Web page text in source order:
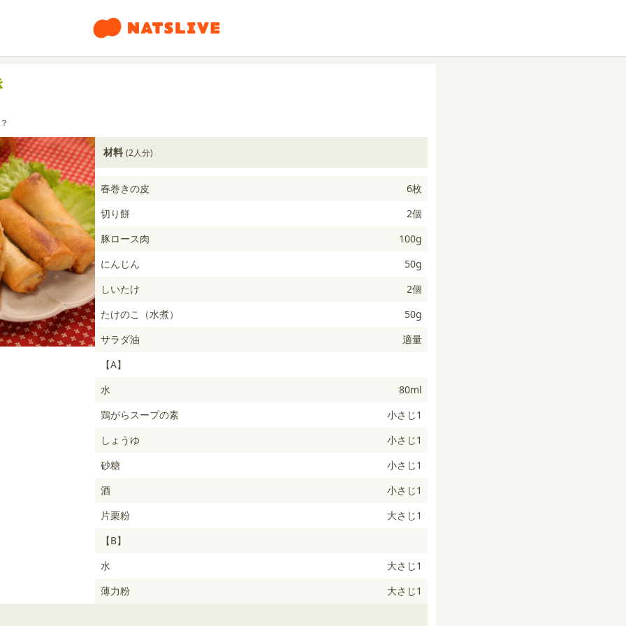
材料 (2人分)
春巻きの皮
6枚
切り餅
2個
豚ロース肉
100g
にんじん
50g
しいたけ
2個
たけのこ（水煮）
50g
サラダ油
適量
【A】
水
80ml
鶏がらスープの素
小さじ1
しょうゆ
小さじ1
砂糖
小さじ1
酒
小さじ1
片栗粉
大さじ1
【B】
水
大さじ1
薄力粉
大さじ1